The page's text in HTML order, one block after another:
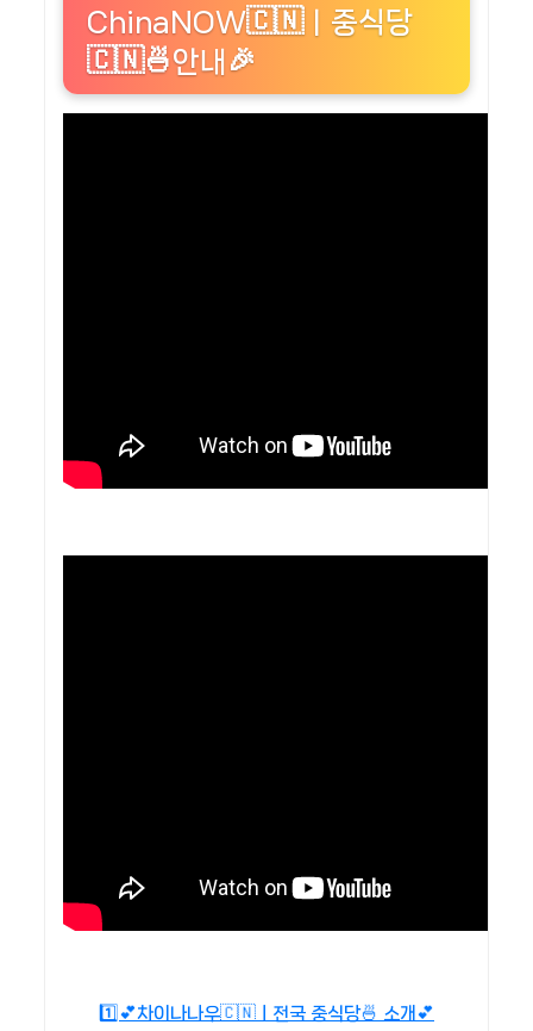
ChinaNOW🇨🇳ㅣ중식당
🇨🇳🍜안내🎉
1️⃣💕차이나나우🇨🇳ㅣ전국 중식당🍜 소개💕